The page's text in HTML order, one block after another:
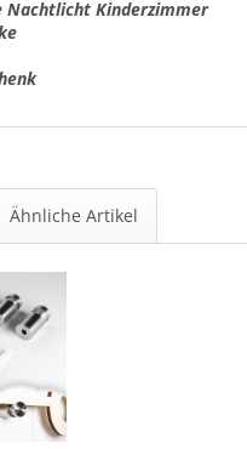
Nachtlicht Kinderzimmer
Ähnliche Artikel